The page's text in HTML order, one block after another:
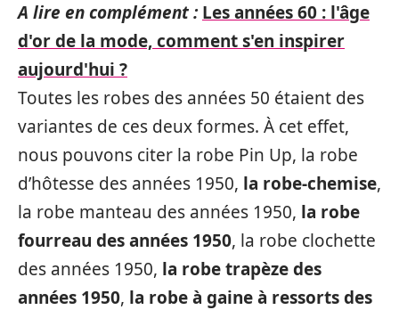
A lire en complément : Les années 60 : l'âge
d'or de la mode, comment s'en inspirer
aujourd'hui ?
Toutes les robes des années 50 étaient des
variantes de ces deux formes. À cet effet,
nous pouvons citer la robe Pin Up, la robe
d’hôtesse des années 1950, la robe-chemise,
la robe manteau des années 1950, la robe
fourreau des années 1950, la robe clochette
des années 1950, la robe trapèze des
années 1950, la robe à gaine à ressorts des